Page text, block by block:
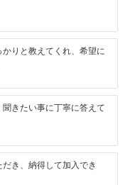
りと教えてくれ、希望に
きたい事に丁寧に答えて
き、納得して加入でき